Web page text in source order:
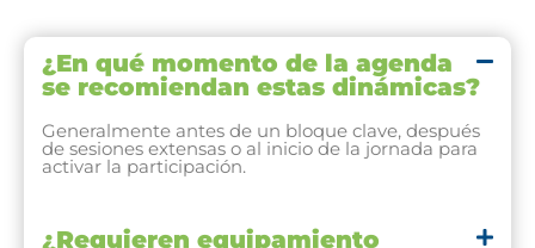
¿En qué momento de la agenda
se recomiendan estas dinámicas?
Generalmente antes de un bloque clave, después
de sesiones extensas o al inicio de la jornada para
activar la participación.
¿Requieren equipamiento